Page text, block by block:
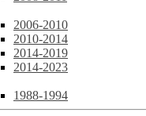
2006-2010
2010-2014
2014-2019
2014-2023
1988-1994